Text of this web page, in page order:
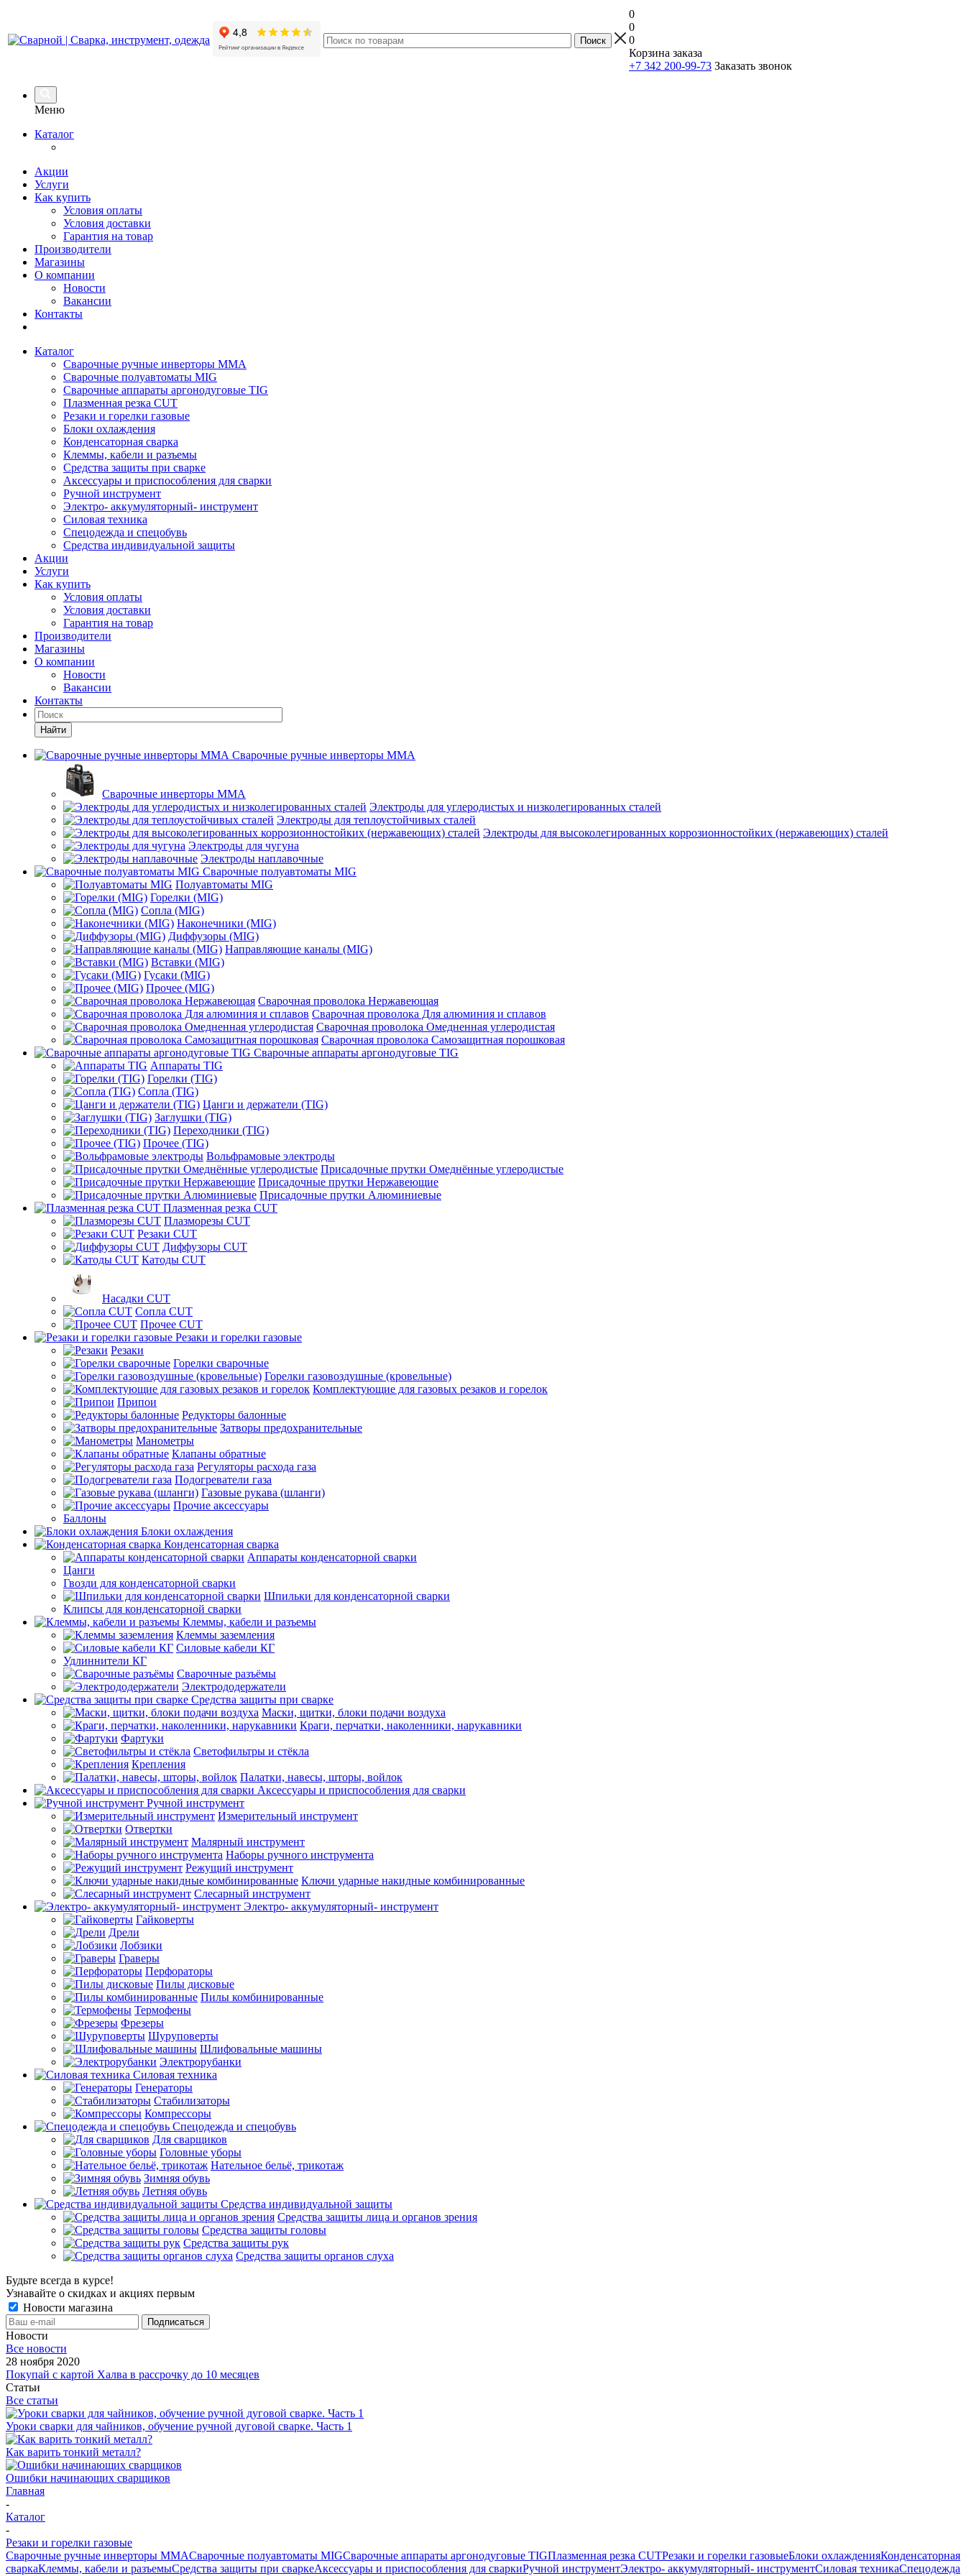
0
0
0
Корзина заказа
+7 342 200-99-73 Заказать звонок
Меню
Каталог
Акции
Услуги
Как купить
Условия оплаты
Условия доставки
Гарантия на товар
Производители
Магазины
О компании
Новости
Вакансии
Контакты
Каталог
Сварочные ручные инверторы MMA
Сварочные полуавтоматы MIG
Сварочные аппараты аргонодуговые TIG
Плазменная резка CUT
Резаки и горелки газовые
Блоки охлаждения
Конденсаторная сварка
Клеммы, кабели и разъемы
Средства защиты при сварке
Аксессуары и приспособления для сварки
Ручной инструмент
Электро- аккумуляторный- инструмент
Силовая техника
Спецодежда и спецобувь
Средства индивидуальной защиты
Акции
Услуги
Как купить
Условия оплаты
Условия доставки
Гарантия на товар
Производители
Магазины
О компании
Новости
Вакансии
Контакты
Найти
Сварочные ручные инверторы MMA
Сварочные инверторы MMA
Электроды для углеродистых и низколегированных сталей
Электроды для теплоустойчивых сталей
Электроды для высоколегированных коррозионностойких (нержавеющих) сталей
Электроды для чугуна
Электроды наплавочные
Сварочные полуавтоматы MIG
Полуавтоматы MIG
Горелки (MIG)
Сопла (MIG)
Наконечники (MIG)
Диффузоры (MIG)
Направляющие каналы (MIG)
Вставки (MIG)
Гусаки (MIG)
Прочее (MIG)
Сварочная проволока Нержавеющая
Сварочная проволока Для алюминия и сплавов
Сварочная проволока Омедненная углеродистая
Сварочная проволока Самозащитная порошковая
Сварочные аппараты аргонодуговые TIG
Аппараты TIG
Горелки (TIG)
Сопла (TIG)
Цанги и держатели (TIG)
Заглушки (TIG)
Переходники (TIG)
Прочее (TIG)
Вольфрамовые электроды
Присадочные прутки Омеднённые углеродистые
Присадочные прутки Нержавеющие
Присадочные прутки Алюминиевые
Плазменная резка CUT
Плазморезы CUT
Резаки CUT
Диффузоры CUT
Катоды CUT
Насадки CUT
Сопла CUT
Прочее CUT
Резаки и горелки газовые
Резаки
Горелки сварочные
Горелки газовоздушные (кровельные)
Комплектующие для газовых резаков и горелок
Припои
Редукторы балонные
Затворы предохранительные
Манометры
Клапаны обратные
Регуляторы расхода газа
Подогреватели газа
Газовые рукава (шланги)
Прочие аксессуары
Баллоны
Блоки охлаждения
Конденсаторная сварка
Аппараты конденсаторной сварки
Цанги
Гвозди для конденсаторной сварки
Шпильки для конденсаторной сварки
Клипсы для конденсаторной сварки
Клеммы, кабели и разъемы
Клеммы заземления
Силовые кабели КГ
Удлиннители КГ
Сварочные разъёмы
Электрододержатели
Средства защиты при сварке
Маски, щитки, блоки подачи воздуха
Краги, перчатки, наколенники, нарукавники
Фартуки
Светофильтры и стёкла
Крепления
Палатки, навесы, шторы, войлок
Аксессуары и приспособления для сварки
Ручной инструмент
Измерительный инструмент
Отвертки
Малярный инструмент
Наборы ручного инструмента
Режущий инструмент
Ключи ударные накидные комбинированные
Слесарный инструмент
Электро- аккумуляторный- инструмент
Гайковерты
Дрели
Лобзики
Граверы
Перфораторы
Пилы дисковые
Пилы комбинированные
Термофены
Фрезеры
Шуруповерты
Шлифовальные машины
Электрорубанки
Силовая техника
Генераторы
Стабилизаторы
Компрессоры
Спецодежда и спецобувь
Для сварщиков
Головные уборы
Нательное бельё, трикотаж
Зимняя обувь
Летняя обувь
Средства индивидуальной защиты
Средства защиты лица и органов зрения
Средства защиты головы
Средства защиты рук
Средства защиты органов слуха
Будьте всегда в курсе!
Узнавайте о скидках и акциях первым
Новости магазина
Новости
Все новости
28 ноября 2020
Покупай с картой Халва в рассрочку до 10 месяцев
Статьи
Все статьи
Уроки сварки для чайников, обучение ручной дуговой сварке. Часть 1
Как варить тонкий металл?
Ошибки начинающих сварщиков
Главная
-
Каталог
-
Резаки и горелки газовые
Сварочные ручные инверторы MMAСварочные полуавтоматы MIGСварочные аппараты аргонодуговые TIGПлазменная резка CUTРезаки и горелки газовыеБлоки охлажденияКонденсаторная
сваркаКлеммы, кабели и разъемыСредства защиты при сваркеАксессуары и приспособления для сваркиРучной инструментЭлектро- аккумуляторный- инструментСиловая техникаСпецодежда